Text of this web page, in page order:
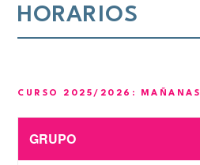
HORARIOS
CURSO 2025/2026: MAÑANAS
GRUPO